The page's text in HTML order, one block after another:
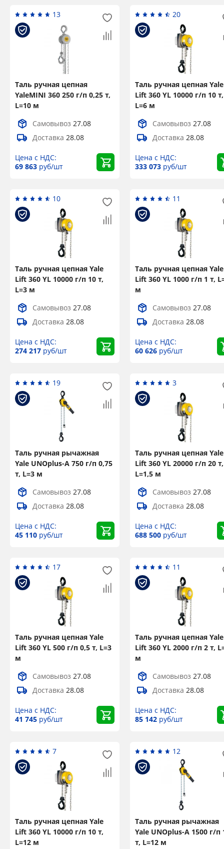
13
Таль ручная цепная
YaleMINI 360 250 г/п 0,25 т,
L=10 м
Самовывоз 27.08
Доставка 28.08
Цена с НДС:
69 863 руб/шт
20
Таль ручная цепная Yale
Lift 360 YL 10000 г/п 10 т,
L=6 м
Самовывоз27.08
Доставка28.08
Цена с НДС:
333 073 руб/шт
10
Таль ручная цепная Yale
Lift 360 YL 10000 г/п 10 т,
L=3 м
Самовывоз 27.08
Доставка 28.08
Цена с НДС:
274 217 руб/шт
11
Таль ручная цепная Yale
Lift 360 YL 1000 г/п 1 т,
м
Самовывоз27.08
Доставка28.08
Цена с НДС:
60 626 руб/шт
19
Таль ручная рычажная
Yale UNOplus-A 750 г/п 0,75
т, L=3 м
Самовывоз 27.08
Доставка 28.08
Цена с НДС:
45 110 руб/шт
3
Таль ручная цепная Yale
Lift 360 YL 20000 г/п 20 т,
L=1,5 м
Самовывоз27.08
Доставка28.08
Цена с НДС:
688 500 руб/шт
17
Таль ручная цепная Yale
Lift 360 YL 500 г/п 0,5 т, L=3
м
Самовывоз 27.08
Доставка 28.08
Цена с НДС:
41 745 руб/шт
11
Таль ручная цепная Yale
Lift 360 YL 2000 г/п 2 т,
м
Самовывоз27.08
Доставка28.08
Цена с НДС:
85 142 руб/шт
7
Таль ручная цепная Yale
Lift 360 YL 10000 г/п 10 т,
L=12 м
12
Таль ручная рычажная
Yale UNOplus-A 1500 г/п
т, L=12 м